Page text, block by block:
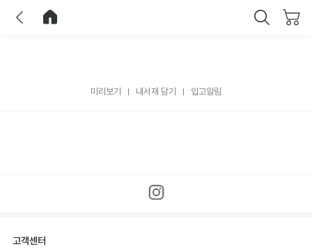
미리보기 내서재 담기 입고알림
고객센터